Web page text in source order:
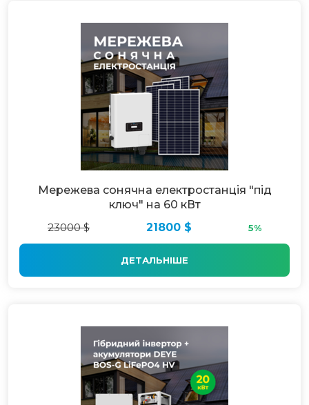
Мережева сонячна електростанція "під
ключ" на 60 кВт
23000 $
21800 $ 5%
ДЕТАЛЬНІШЕ